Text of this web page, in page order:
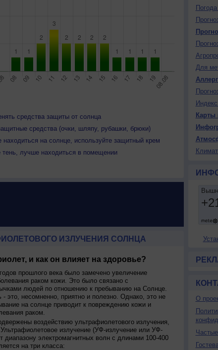
средства защиты от солнца
средства (очки, шляпу, рубашки, брюки)
находиться на солнце, используйте защитный крем
тень, лучше находиться в помещении
ИЗЛУЧЕНИЯ СОЛНЦА
и как он влияет на здоровье?
прошлого века было замечено увеличение
раком кожи. Это было связано с
людей по отношению к пребыванию на Солнце.
- это, несомненно, приятно и полезно. Однако, это не
на солнце приводит к повреждению кожи и
раком.
воздействию ультрафиолетового излучения,
излучение (УФ-излучение или УФ-
диапазону электромагнитных волн с длинами 100-400
на три класса:
Для
Карты
О